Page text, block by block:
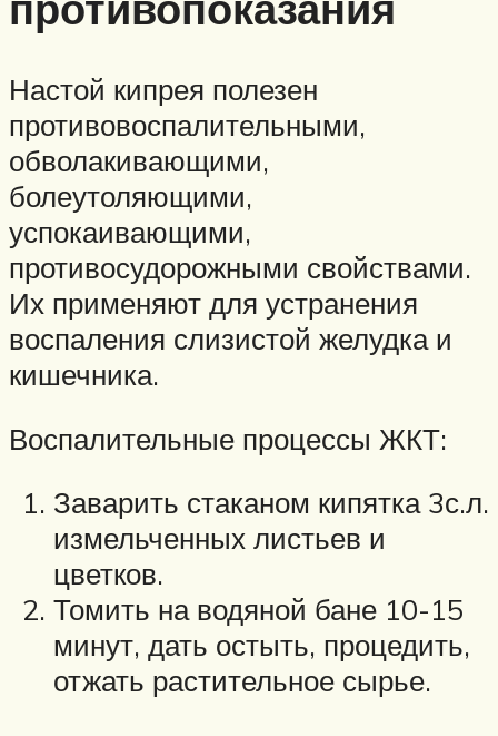
Настой кипрея полезен
противовоспалительными,
обволакивающими,
болеутоляющими,
успокаивающими,
противосудорожными свойствами.
Их применяют для устранения
воспаления слизистой желудка и
кишечника.
Воспалительные процессы ЖКТ:
Заварить стаканом кипятка 3с.л.
измельченных листьев и
цветков.
Томить на водяной бане 10-15
минут, дать остыть, процедить,
отжать растительное сырье.